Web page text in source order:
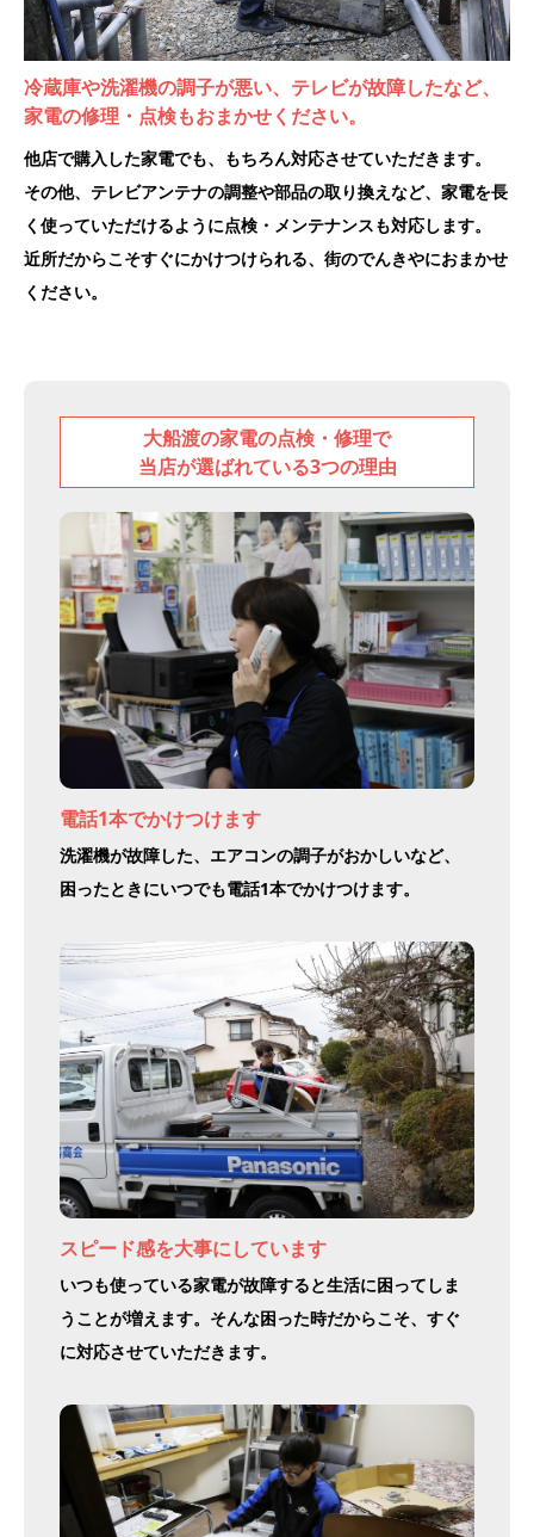
冷蔵庫や洗濯機の調子が悪い、テレビが故障したなど、
家電の修理・点検もおまかせください。
他店で購入した家電でも、もちろん対応させていただきます。
その他、テレビアンテナの調整や部品の取り換えなど、家電を長
く使っていただけるように点検・メンテナンスも対応します。
近所だからこそすぐにかけつけられる、街のでんきやにおまかせ
ください。
大船渡の家電の点検・修理で
当店が選ばれている3つの理由
電話1本でかけつけます
洗濯機が故障した、エアコンの調子がおかしいなど、
困ったときにいつでも電話1本でかけつけます。
スピード感を大事にしています
いつも使っている家電が故障すると生活に困ってしま
うことが増えます。そんな困った時だからこそ、すぐ
に対応させていただきます。